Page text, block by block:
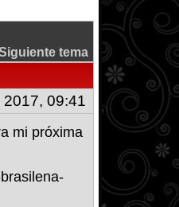
tema
2017, 09:41
mi próxima